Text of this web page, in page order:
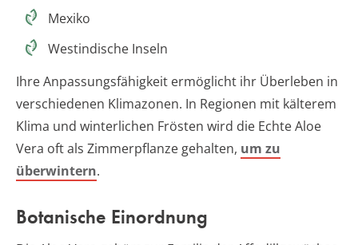
Mexiko
Westindische Inseln
Ihre Anpassungsfähigkeit ermöglicht ihr Überleben in
verschiedenen Klimazonen. In Regionen mit kälterem
Klima und winterlichen Frösten wird die Echte Aloe
Vera oft als Zimmerpflanze gehalten, um zu
überwintern.
Botanische Einordnung